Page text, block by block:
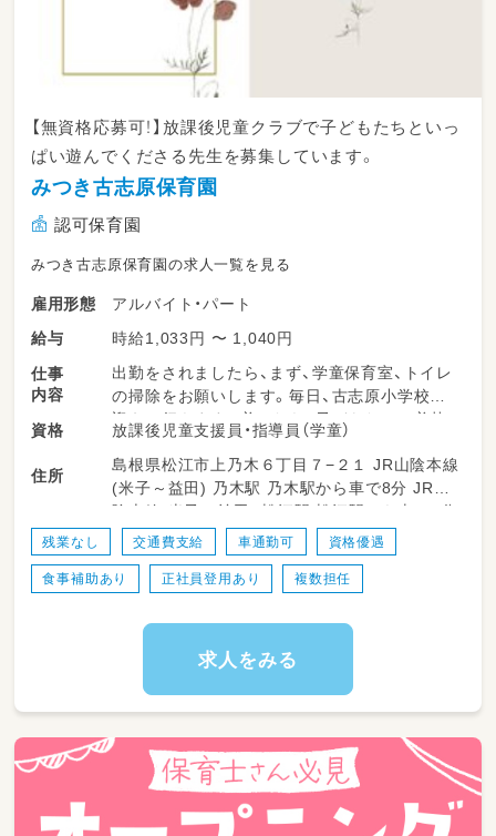
【無資格応募可！】放課後児童クラブで子どもたちといっ
ぱい遊んでくださる先生を募集しています。
みつき古志原保育園
認可保育園
みつき古志原保育園の求人一覧を見る
雇用形態
アルバイト・パート
給与
時給1,033円 〜 1,040円
仕事
内容
出勤をされましたら、まず、学童保育室、トイレ
の掃除をお願いします。毎日、古志原小学校に
迎えに行きます。着いたら、子どもたちは着替
えますので、その間に子どもたちが食べるおや
つの準備をお願いします。子どもたちがおやつ
が終わると、かたずけをしていただきます。子
げたり、悩んであげたりします。宿題後、園庭で
遊んだり保育室で遊んだりする子どもたちと一
緒に遊びます。18:00になりましたら、お仕事は
資格 放課後児童支援員・指導員（学童）
住所
島根県松江市上乃木６丁目７−２１ JR山陰本線
(米子～益田) 乃木駅 乃木駅から車で8分 JR山
陰本線(米子～益田) 松江駅 松江駅から車で7分
残業なし 交通費支給 車通勤可 資格優遇
食事補助あり 正社員登用あり 複数担任
求人をみる